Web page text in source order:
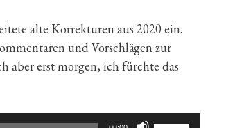
alte Korrekturen aus 2020 ein.
und Vorschlägen zur
aber erst morgen, ich fürchte das
Pfeiltasten